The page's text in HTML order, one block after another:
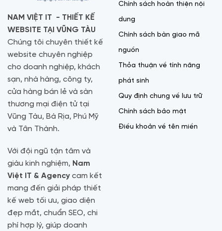
NAM VIỆT IT - THIẾT KẾ
WEBSITE TẠI VŨNG TÀU
Chúng tôi chuyên thiết kế
website chuyên nghiệp
cho doanh nghiệp, khách
sạn, nhà hàng, công ty,
cửa hàng bán lẻ và sàn
thương mại điện tử tại
Vũng Tàu, Bà Rịa, Phú Mỹ
và Tân Thành.
Với đội ngũ tận tâm và
giàu kinh nghiệm, Nam
Việt IT & Agency cam kết
mang đến giải pháp thiết
kế web tối ưu, giao diện
đẹp mắt, chuẩn SEO, chi
phí hợp lý, giúp doanh
Chính sách hoàn thiện nội
dung
Chính sách bàn giao mã
nguồn
Thỏa thuận về tính năng
phát sinh
Quy định chung về lưu trữ
Chính sách bảo mật
Điều khoản về tên miền